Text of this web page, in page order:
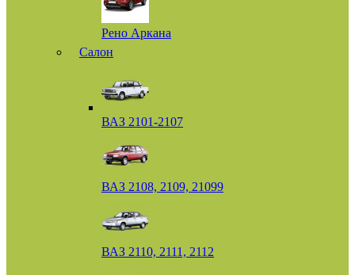
Рено Аркана
Салон
ВАЗ 2101-2107
ВАЗ 2108, 2109, 21099
ВАЗ 2110, 2111, 2112